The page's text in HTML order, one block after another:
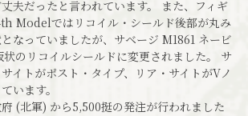
夫だったと言われています。 また、フィギ
Modelではリコイル・シールド後部が丸み
なっていましたが、サベージ M1861 ネービ
のリコイルシールドに変更されました。 サ
イトがポスト・タイプ、リア・サイトがVノ
います。
(北軍) から5,500挺の発注が行われました